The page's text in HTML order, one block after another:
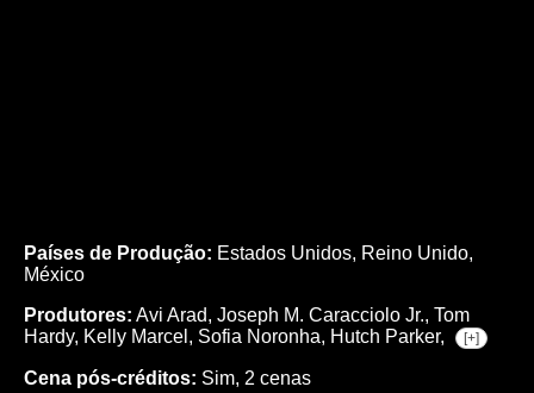
Países de Produção: Estados Unidos, Reino Unido,
México
Produtores: Avi Arad, Joseph M. Caracciolo Jr., Tom
Hardy, Kelly Marcel, Sofia Noronha, Hutch Parker, [+]
Cena pós-créditos: Sim, 2 cenas